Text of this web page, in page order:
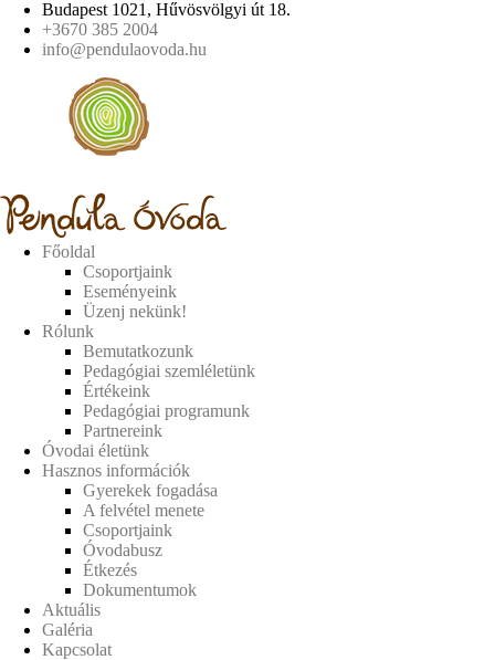
Budapest 1021, Hűvösvölgyi út 18.
+3670 385 2004
info@pendulaovoda.hu
Főoldal
Csoportjaink
Eseményeink
Üzenj nekünk!
Rólunk
Bemutatkozunk
Pedagógiai szemléletünk
Értékeink
Pedagógiai programunk
Partnereink
Óvodai életünk
Hasznos információk
Gyerekek fogadása
A felvétel menete
Csoportjaink
Óvodabusz
Étkezés
Dokumentumok
Aktuális
Galéria
Kapcsolat